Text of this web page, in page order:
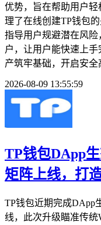
优势，旨在帮助用户
理了在线创建TP钱包
指导用户规避潜在风
户，让用户能快速上
产筑牢基础，开启安
2026-08-09 13:55:59
TP钱包DApp
矩阵上线，打
TP钱包近期完成DApp
线，此次升级瞄准传统